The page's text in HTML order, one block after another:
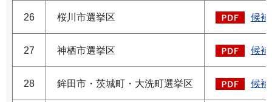
26 桜川市選挙区 候
27 神栖市選挙区 候
28 鉾田市・茨城町・大洗町選挙区 候